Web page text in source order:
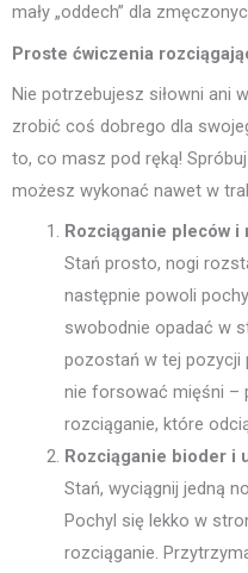
mały „oddech” dla
Proste ćwiczenia
Nie potrzebujesz siłowni ani
zrobić coś dobrego dla
to, co masz pod ręką!
możesz wykonać nawet w
Rozciąganie pleców i
Stań prosto, nogi
następnie powoli
swobodnie opadać w
pozostań w tej pozycji
nie forsować mięśni –
rozciąganie, które
Rozciąganie bioder i
Stań, wyciągnij jedną
Pochyl się lekko w
rozciąganie.